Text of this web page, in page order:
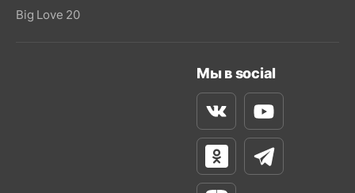
Big Love 20
Мы в social
ВконтактеYoutube
Одноклассники
Телеграм